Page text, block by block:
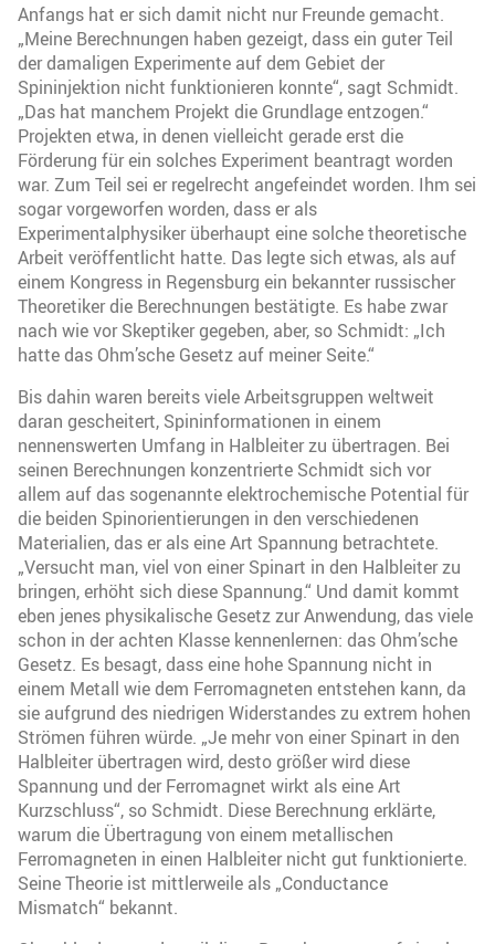
Anfangs hat er sich damit nicht nur Freunde gemacht.
„Meine Berechnungen haben gezeigt, dass ein guter Teil
der damaligen Experimente auf dem Gebiet der
Spininjektion nicht funktionieren konnte“, sagt Schmidt.
„Das hat manchem Projekt die Grundlage entzogen.“
Projekten etwa, in denen vielleicht gerade erst die
Förderung für ein solches Experiment beantragt worden
war. Zum Teil sei er regelrecht angefeindet worden. Ihm sei
sogar vorgeworfen worden, dass er als
Experimentalphysiker überhaupt eine solche theoretische
Arbeit veröffentlicht hatte. Das legte sich etwas, als auf
einem Kongress in Regensburg ein bekannter russischer
Theoretiker die Berechnungen bestätigte. Es habe zwar
nach wie vor Skeptiker gegeben, aber, so Schmidt: „Ich
hatte das Ohm’sche Gesetz auf meiner Seite.“
Bis dahin waren bereits viele Arbeitsgruppen weltweit
daran gescheitert, Spininformationen in einem
nennenswerten Umfang in Halbleiter zu übertragen. Bei
seinen Berechnungen konzentrierte Schmidt sich vor
allem auf das sogenannte elektrochemische Potential für
die beiden Spinorientierungen in den verschiedenen
Materialien, das er als eine Art Spannung betrachtete.
„Versucht man, viel von einer Spinart in den Halbleiter zu
bringen, erhöht sich diese Spannung.“ Und damit kommt
eben jenes physikalische Gesetz zur Anwendung, das viele
schon in der achten Klasse kennenlernen: das Ohm’sche
Gesetz. Es besagt, dass eine hohe Spannung nicht in
einem Metall wie dem Ferromagneten entstehen kann, da
sie aufgrund des niedrigen Widerstandes zu extrem hohen
Strömen führen würde. „Je mehr von einer Spinart in den
Halbleiter übertragen wird, desto größer wird diese
Spannung und der Ferromagnet wirkt als eine Art
Kurzschluss“, so Schmidt. Diese Berechnung erklärte,
warum die Übertragung von einem metallischen
Ferromagneten in einen Halbleiter nicht gut funktionierte.
Seine Theorie ist mittlerweile als „Conductance
Mismatch“ bekannt.